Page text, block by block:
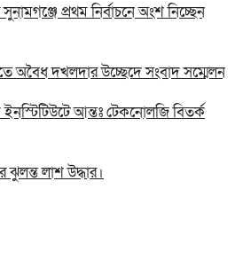
প্রথম নির্বাচনে অংশ নিচ্ছেন
অবৈধ দখলদার উচ্ছেদে সংবাদ সম্মেলন
আন্তঃ টেকনোলজি বিতর্ক
ঝুলন্ত লাশ উদ্ধার।